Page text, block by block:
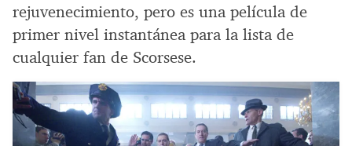
rejuvenecimiento, pero es una película de
primer nivel instantánea para la lista de
cualquier fan de Scorsese.